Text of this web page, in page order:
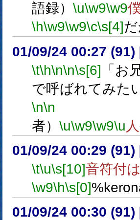
語録） \u\w9\w9
\h\w9\w9\c\s[4]
01/09/24 00:27 (91)
\t\h\n\n\s[6] 「お
で呼ばれてみた
\n\n
者） \u\w9\w9\u
01/09/24 00:29 (91)
\t\u\s[10]音符付
\w9\h\s[0]
01/09/24 00:30 (91)